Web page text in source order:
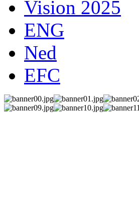
Vision 2025
ENG
Ned
EFC